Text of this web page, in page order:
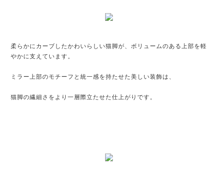
柔らかにカーブしたかわいらしい猫脚が、ボリュームのある上部を軽
やかに支えています。
ミラー上部のモチーフと統一感を持たせた美しい装飾は、
猫脚の繊細さをより一層際立たせた仕上がりです。